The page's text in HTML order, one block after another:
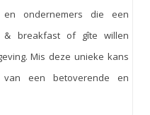
ondernemers die een
& breakfast of gîte willen
Mis deze unieke kans
een betoverende en